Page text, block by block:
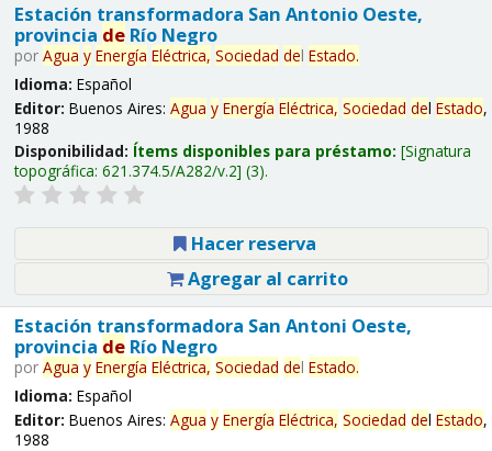
Estación transformadora San Antonio Oeste,
provincia deRío Negro
por Agua y Energía Eléctrica, Sociedad del Estado.
Idioma: Español
Editor: Buenos Aires: Agua y Energía Eléctrica, Sociedad del Estado,
1988
Disponibilidad: Ítems disponibles para préstamo: Signatura
topográfica: 621.374.5/A282/v.2 (3).
Hacer reserva
Agregar al carrito
Estación transformadora San Antoni Oeste,
provincia deRío Negro
por Agua y Energía Eléctrica, Sociedad del Estado.
Idioma: Español
Editor: Buenos Aires: Agua y Energía Eléctrica, Sociedad del Estado,
1988